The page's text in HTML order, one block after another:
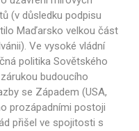
(v důsledku podpisu
Maďarsko velkou část
Ve vysoké vládní
politika Sovětského
budoucího
se Západem (USA,
prozápadními postoji
přišel ve spojitosti s